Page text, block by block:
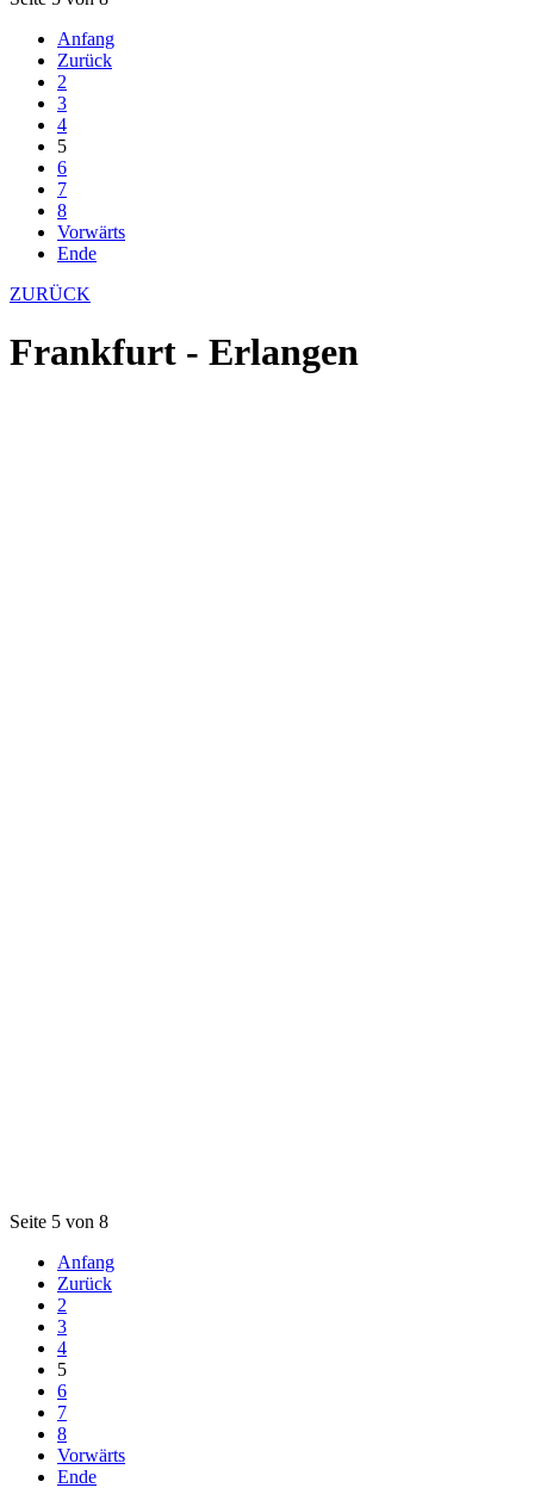
Anfang
Zurück
2
3
4
5
6
7
8
Vorwärts
Ende
ZURÜCK
Frankfurt - Erlangen
Seite 5 von 8
Anfang
Zurück
2
3
4
5
6
7
8
Vorwärts
Ende